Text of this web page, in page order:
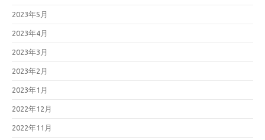
2023年5月
2023年4月
2023年3月
2023年2月
2023年1月
2022年12月
2022年11月